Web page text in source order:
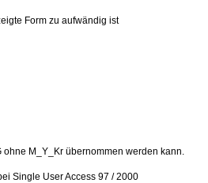
Form zu aufwändig ist
M_Y_Kr übernommen werden kann.
Single User Access 97 / 2000